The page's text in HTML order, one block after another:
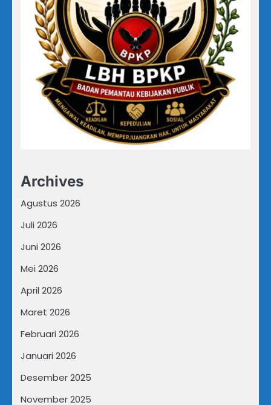
Archives
Agustus 2026
Juli 2026
Juni 2026
Mei 2026
April 2026
Maret 2026
Februari 2026
Januari 2026
Desember 2025
November 2025